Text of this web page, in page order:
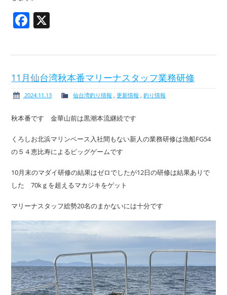
Facebook
11月仙台湾秋本番マリーナスタッフ業務研修
2024.11.13 仙台湾釣り情報 ,更新情報 ,釣り情報
秋本番です 金華山前は黒潮本流継続です
くろしお北浜マリンベース入社間もない新人の業務研修は漁船FG54
の５４恵比寿によるビッグゲームです
10月末のマダイ研修の結果はゼロでしたが12日の研修は結果ありで
した 70kｇを超えるマカジキをゲット
マリーナスタッフ総勢20名のまかないには十分です